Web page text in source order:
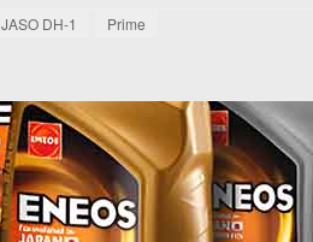
JASO DH-1 Prime